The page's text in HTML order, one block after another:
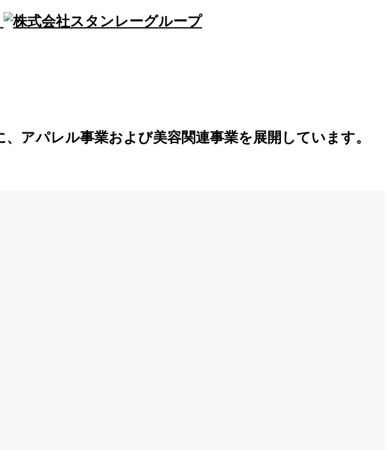
アパレル事業および美容関連事業を展開しています。